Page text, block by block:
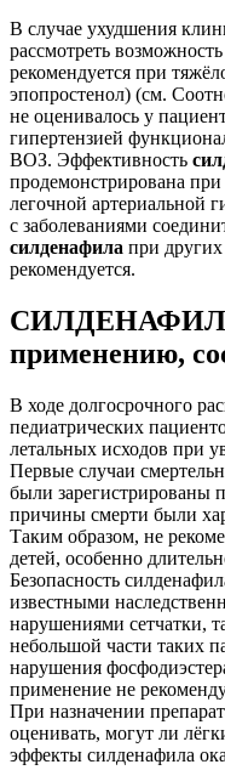
В случае ухудшения
рассмотреть
рекомендуется при
эпопростенол) (см.
не оценивалось у
гипертензией
ВОЗ. Эффективность
продемонстрирована
легочной артериальной
с заболеваниями
силденафила при
рекомендуется.
СИЛДЕНАФИЛ -
применению,
В ходе долгосрочного
педиатрических
летальных исходов при
Первые случаи
были зарегистрированы
причины смерти были
Таким образом, не
детей, особенно
Безопасность
известными
нарушениями сетчатки,
небольшой части таких
нарушения
применение не
При назначении
оценивать, могут ли
эффекты силденафила